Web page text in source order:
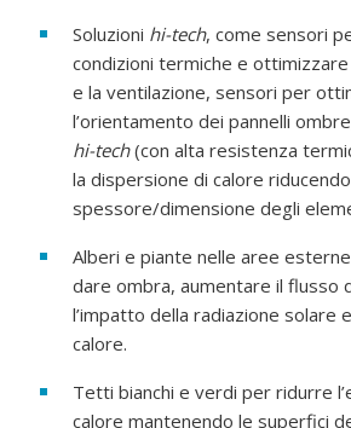
Soluzioni hi-tech, come sensori
condizioni termiche e ottimizzare
e la ventilazione, sensori per
l’orientamento dei pannelli
hi-tech(con alta resistenza
la dispersione di calore riducendo
spessore/dimensione degli
Alberi e piante nelle aree
dare ombra, aumentare il flusso
l’impatto della radiazione solare
calore.
Tetti bianchi e verdi per ridurre
calore mantenendo le superfici